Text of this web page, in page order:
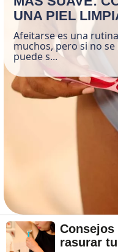
UNA PIEL
Afeitarse es una
muchos, pero si no
puede s...
rasurar